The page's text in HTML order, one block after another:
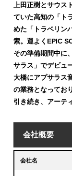
上田正樹とサウ
ていた高知の「ト
めた「トラベリン
索。運よくEPIC
その準備期間中に
サラス」でデビュ
大橋にアプサラス
の業務となってお
引き続き、アーテ
会社概要
会社名